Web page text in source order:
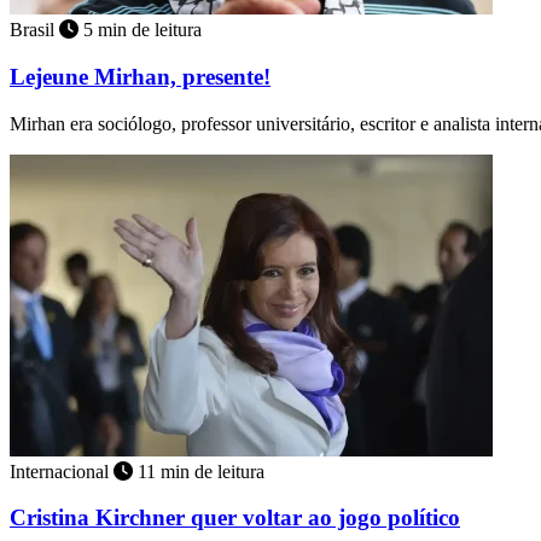
Brasil 5 min de leitura
Lejeune Mirhan, presente!
Mirhan era sociólogo, professor universitário, escritor e analista
Internacional 11 min de leitura
Cristina Kirchner quer voltar ao jogo político